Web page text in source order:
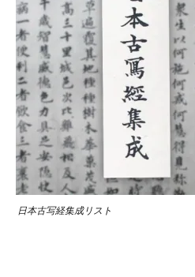
日本古写経集成リスト